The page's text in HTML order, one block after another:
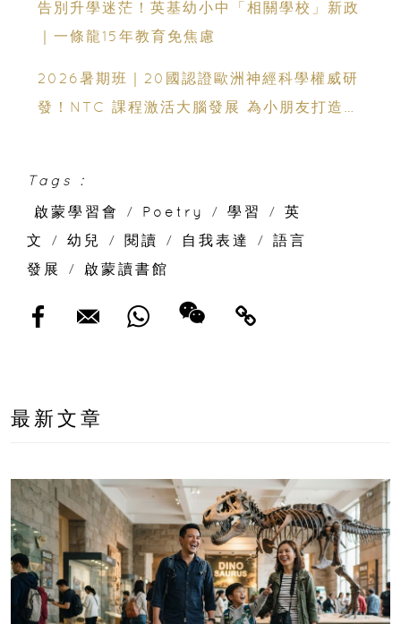
告別升學迷茫！英基幼小中「相關學校」新政
｜一條龍15年教育免焦慮
2026暑期班｜20國認證歐洲神經科學權威研
發！NTC 課程激活大腦發展 為小朋友打造未
Tags :
啟蒙學習會
/ Poetry / 學習 /
英
文
/ 幼兒 / 閱讀 / 自我表達 /
語言
發展
/ 啟蒙讀書館
最新文章